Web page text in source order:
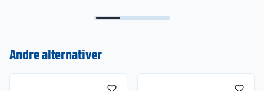
Andre alternativer
Nyheter
Angre- og returrett